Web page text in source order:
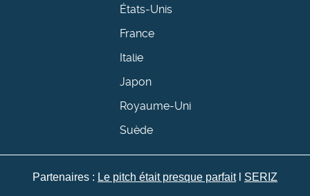
États-Unis
France
Italie
Japon
Royaume-Uni
Suède
Partenaires : Le pitch était presque parfaitl SERIZ